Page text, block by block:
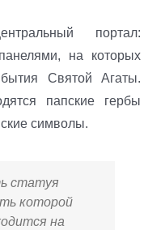
портал:
на которых
Святой Агаты.
папские гербы
символы.
статуя
которой
на